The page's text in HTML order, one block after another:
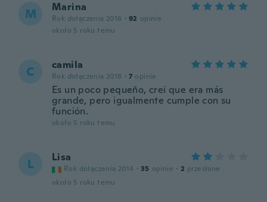
M Marina
Rok dołączenia 2016 · 92 opinie
około 5 roku temu
C camila
Rok dołączenia 2018 · 7 opinie
Es un poco pequeño, creí que era más
grande, pero igualmente cumple con su
función.
około 5 roku temu
L Lisa
Rok dołączenia 2014 · 35 opinie · 2 przesłane
około 5 roku temu